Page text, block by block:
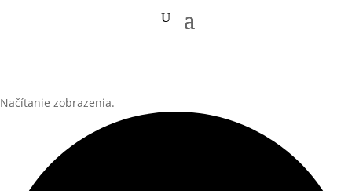
Načítanie zobrazenia.